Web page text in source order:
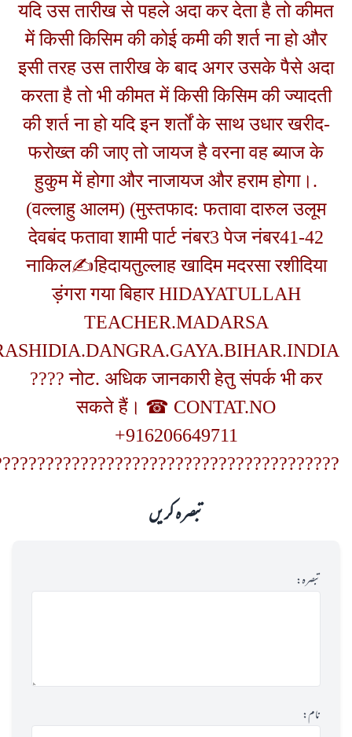
यदि उस तारीख से पहले अदा कर देता है
में किसी किसिम की कोई कमी की शर्त
इसी तरह उस तारीख के बाद अगर
करता है तो भी कीमत में किसी किसिम
की शर्त ना हो यदि इन शर्तों के साथ
फरोख्त की जाए तो जायज है वरना वह
हुकुम में होगा और नाजायज और हराम‌‌
(वल्लाहु आलम) (मुस्तफाद: फतावा
देवबंद फतावा शामी पार्ट नंबर3 पेज
नाकिल✍हिदायतुल्लाह खादिम मदरसा
ड़ंगरा गया बिहार
TEACHER.MADARSA
???? नोट. अधिक जानकारी हेतु
सकते हैं। ☎ CONTAT.NO
+916206649711